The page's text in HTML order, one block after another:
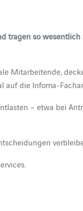
tragen so
Mitarbeitende,
auf die
– etwa bei